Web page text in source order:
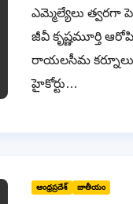
ఎమ్మెల్యేలు త్వరగా
జీవీ కృష్ణమూర్తి
రాయలసీమ
హైకోర్టు…
ఆంధ్రప్రదేశ్ జాతీయం